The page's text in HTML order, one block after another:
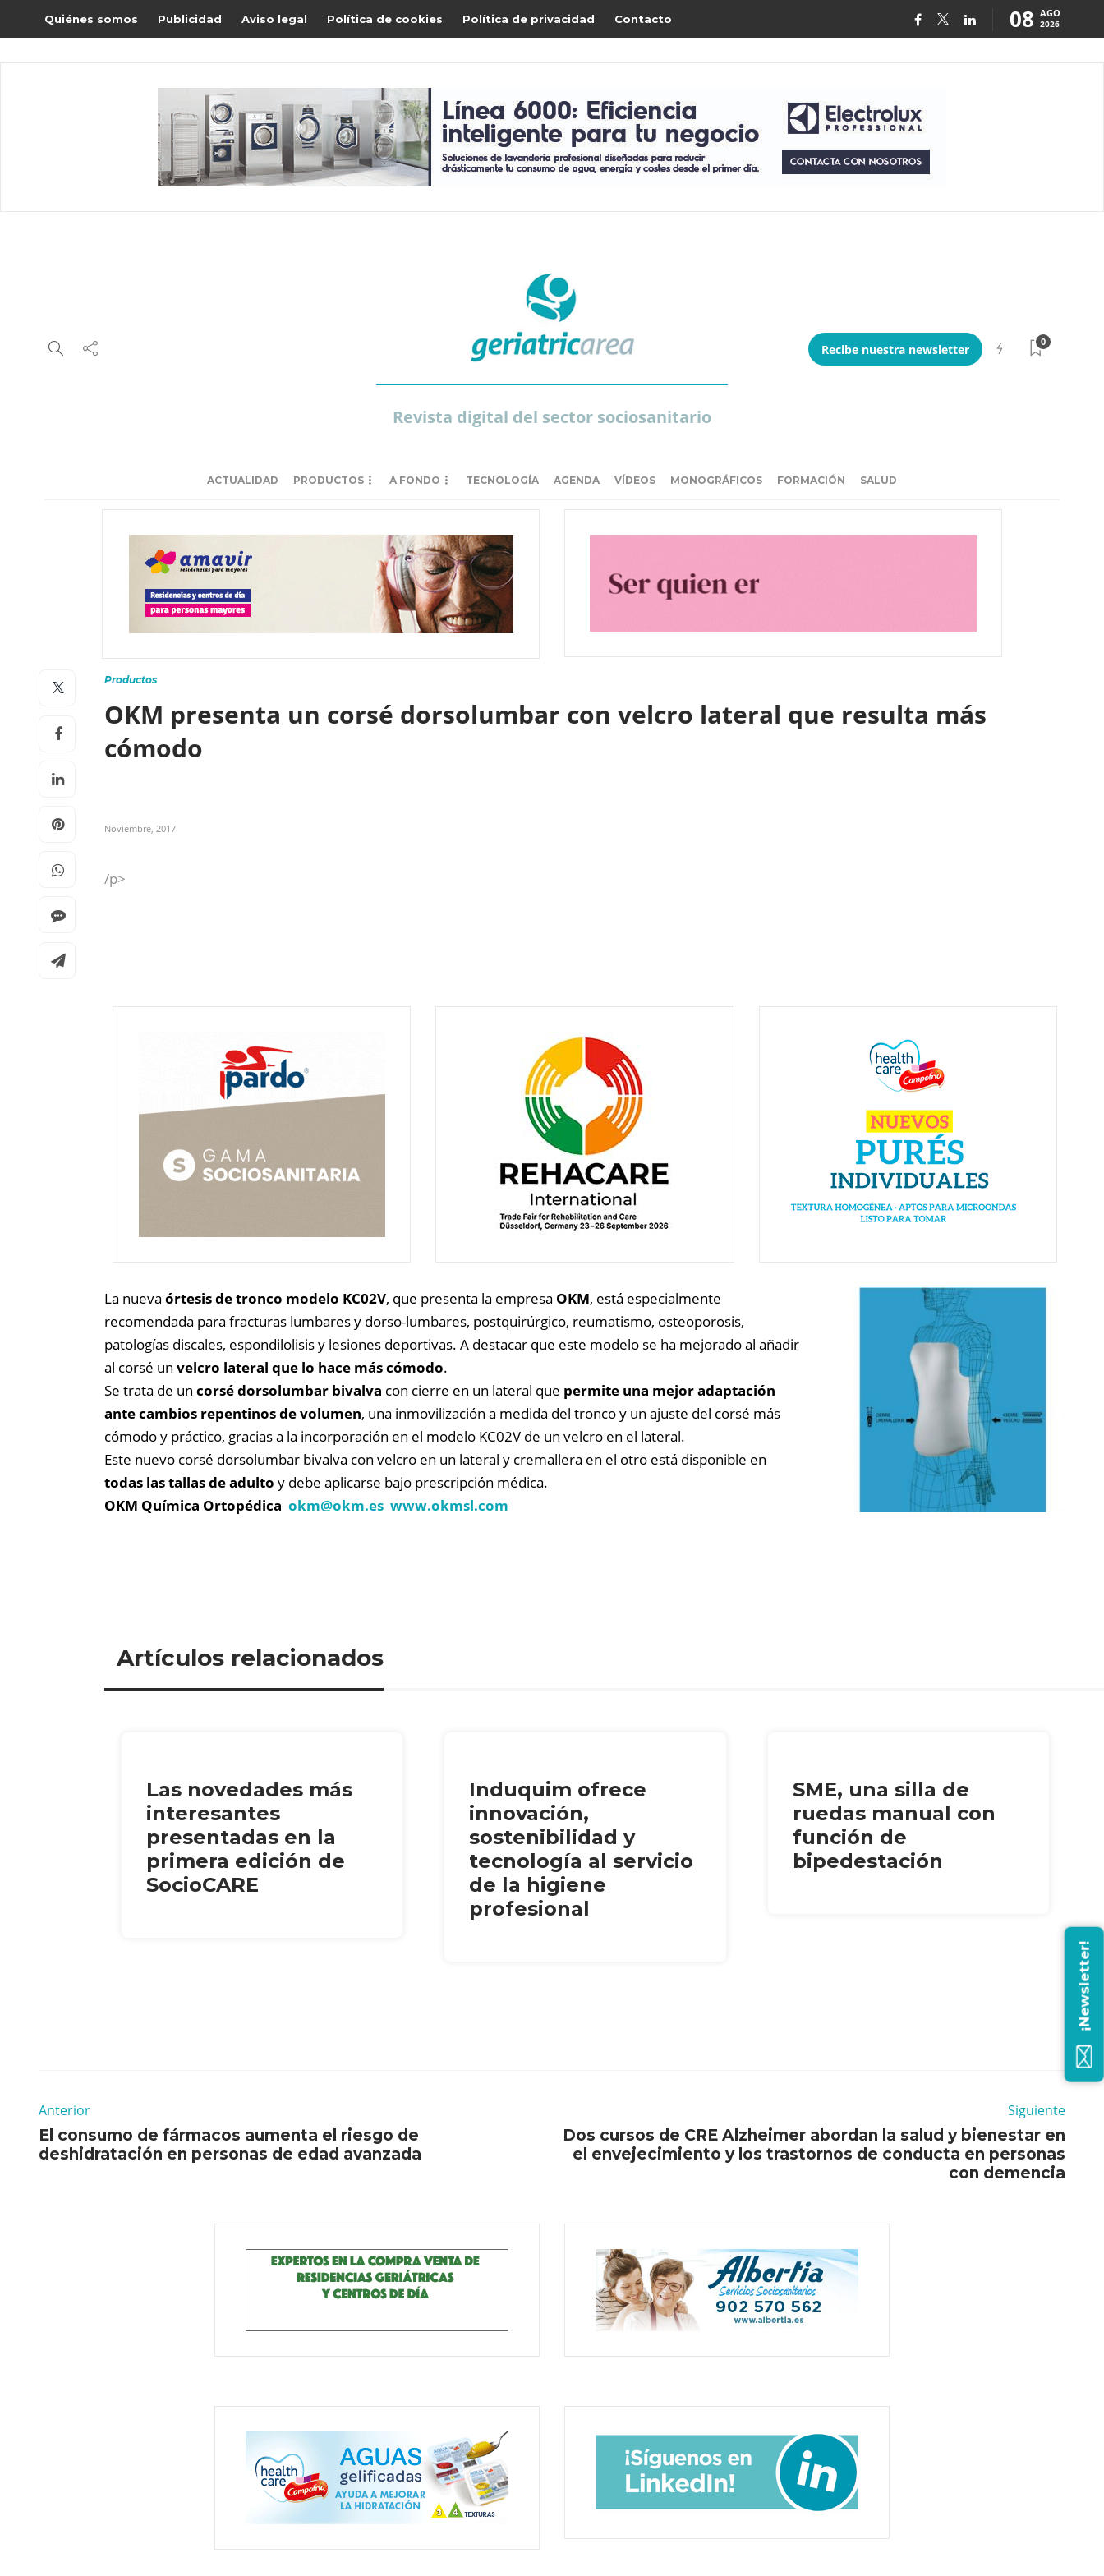
Quiénes somos Publicidad Aviso legal Política de cookies Política de privacidad Contacto 08 AGO
2026
Revista digital del sector sociosanitario
Recibe nuestra newsletter
0
ACTUALIDAD PRODUCTOS A FONDO TECNOLOGÍA AGENDA VÍDEOS MONOGRÁFICOS FORMACIÓN SALUD
Productos
OKM presenta un corsé dorsolumbar con velcro lateral que resulta más
cómodo
Noviembre, 2017
/p>
La nueva órtesis de tronco modelo KC02V, que presenta la empresa OKM, está especialmente
recomendada para fracturas lumbares y dorso-lumbares, postquirúrgico, reumatismo, osteoporosis,
patologías discales, espondilolisis y lesiones deportivas. A destacar que este modelo se ha mejorado al añadir
al corsé un velcro lateral que lo hace más cómodo.
Se trata de un corsé dorsolumbar bivalva con cierre en un lateral que permite una mejor adaptación
ante cambios repentinos de volumen, una inmovilización a medida del tronco y un ajuste del corsé más
cómodo y práctico, gracias a la incorporación en el modelo KC02V de un velcro en el lateral.
Este nuevo corsé dorsolumbar bivalva con velcro en un lateral y cremallera en el otro está disponible en
todas las tallas de adulto y debe aplicarse bajo prescripción médica.
OKM Química Ortopédica okm@okm.es www.okmsl.com
Artículos relacionados
Las novedades más
interesantes
presentadas en la
primera edición de
SocioCARE
Induquim ofrece
innovación,
sostenibilidad y
tecnología al servicio
de la higiene
profesional
SME, una silla de
ruedas manual con
función de
bipedestación
Anterior
El consumo de fármacos aumenta el riesgo de
deshidratación en personas de edad avanzada
Siguiente
Dos cursos de CRE Alzheimer abordan la salud y bienestar en
el envejecimiento y los trastornos de conducta en personas
con demencia
¡Newsletter!